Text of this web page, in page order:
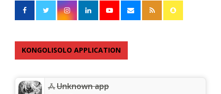
KONGOLISOLO APPLICATION
Unknown app